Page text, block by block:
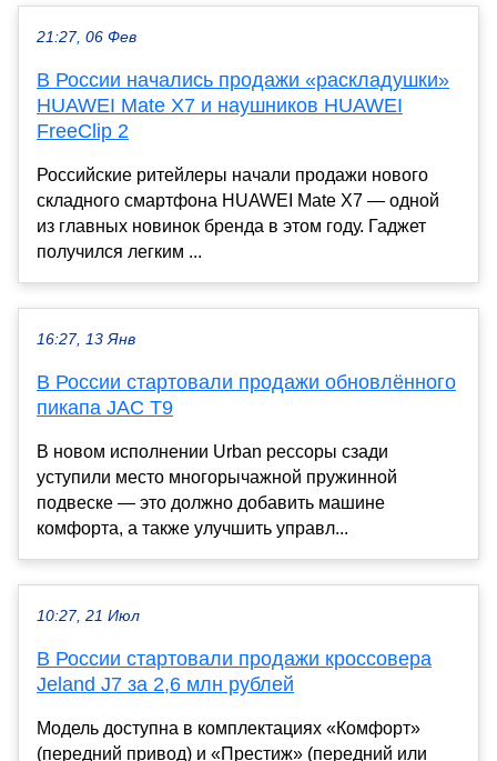
21:27, 06 Фев
В России начались продажи «раскладушки»
HUAWEI Mate X7 и наушников HUAWEI
FreeClip 2
Российские ритейлеры начали продажи нового
складного смартфона HUAWEI Mate X7 — одной
из главных новинок бренда в этом году. Гаджет
получился легким ...
16:27, 13 Янв
В России стартовали продажи обновлённого
пикапа JAC T9
В новом исполнении Urban рессоры сзади
уступили место многорычажной пружинной
подвеске — это должно добавить машине
комфорта, а также улучшить управл...
10:27, 21 Июл
В России стартовали продажи кроссовера
Jeland J7 за 2,6 млн рублей
Модель доступна в комплектациях «Комфорт»
(передний привод) и «Престиж» (передний или